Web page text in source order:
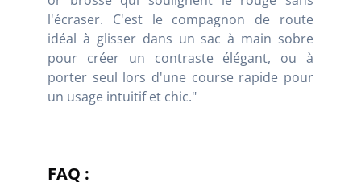
l'écraser. C'est le compagnon de route
idéal à glisser dans un sac à main sobre
pour créer un contraste élégant, ou à
porter seul lors d'une course rapide pour
un usage intuitif et chic."
FAQ :